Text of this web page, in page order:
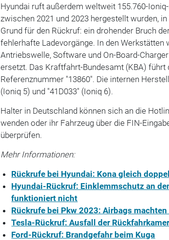
Hyundai ruft außerdem weltweit 155.760-
zwischen 2021 und 2023 hergestellt wurden,
Grund für den Rückruf: ein drohender Bruch
fehlerhafte Ladevorgänge. In den Werkstätten
Antriebswelle, Software und On-Board-
ersetzt. Das Kraftfahrt-Bundesamt (KBA) führt
Referenznummer "13860". Die internen
(Ioniq 5) und "41D033" (Ioniq 6).
Halter in Deutschland können sich an die
wenden oder ihr Fahrzeug über die FIN-
überprüfen.
Mehr Informationen:
Rückrufe bei Hyundai: Kona gleich
Hyundai-Rückruf: Einklemmschutz an
funktioniert nicht
Rückrufe bei Pkw 2023: Airbags
Tesla-Rückruf: Ausfall der
Ford-Rückruf: Brandgefahr beim Kuga